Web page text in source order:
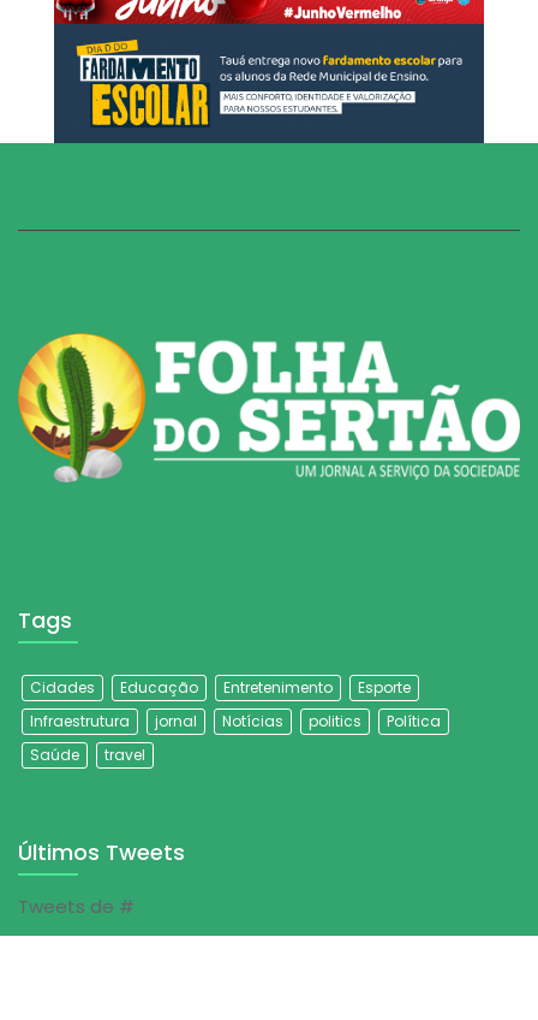
Tags
Cidades Educação Entretenimento
Esporte
Infraestrutura
jornal Notícias politics
Política
Saúde
travel
Últimos Tweets
Tweets de #